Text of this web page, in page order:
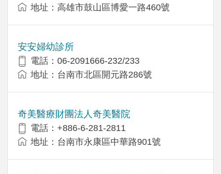
地址：高雄市鼓山區博愛一路460號
安安婦幼診所
電話：06-2091666-232/233
地址：台南市北區開元路286號
奇美醫療財團法人奇美醫院
電話：+886-6-281-2811
地址：台南市永康區中華路901號